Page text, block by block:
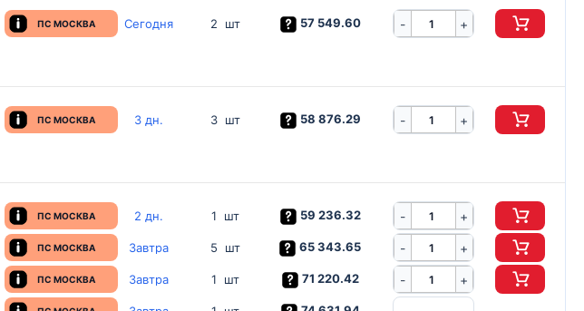
ПС МОСКВА Сегодня 2 шт 57 549.60 - +
ПС МОСКВА 3 дн. 3 шт 58 876.29 - +
ПС МОСКВА 2 дн. 1 шт 59 236.32 - +
ПС МОСКВА Завтра 5 шт 65 343.65 - +
ПС МОСКВА Завтра 1 шт 71 220.42 - +